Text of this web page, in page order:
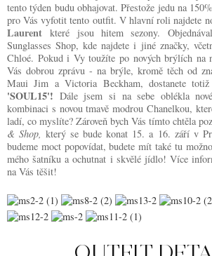
tento týden budu obhajovat. Přestože jedu na
pro Vás vyfotit tento outfit. V hlavní roli najdete
Laurent které jsou hitem sezony.
Sunglasses Shop, kde najdete i jiné značky,
Chloé. Pokud i Vy toužíte po nových brýlích na
Vás dobrou zprávu - na brýle, kromě těch od
Maui Jim a Victoria Beckham, dostanete totiž
'SOUL15'! Dále jsem si na sebe oblékla
kombinaci s novou tmavě modrou Chanelkou,
ladí, co myslíte? Zároveň bych Vás tímto chtěla
& Shop,který se bude konat 15. a 16. září v
budeme moct popovídat, budete mít také tu
mého šatníku a ochutnat i skvělé jídlo! Více
na Vás těšit!